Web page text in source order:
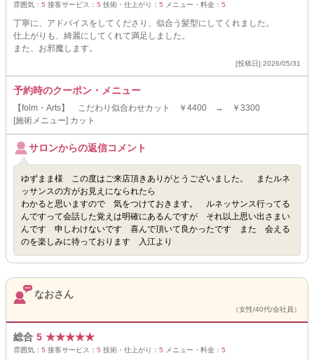
雰囲気： 5 接客サービス： 5 技術・仕上がり： 5 メニュー・料金： 5
丁寧に、アドバイスをしてくださり、似合う髪型にしてくれました。
仕上がりも、綺麗にしてくれて満足しました。
また、お邪魔します。
[投稿日] 2026/05/31
予約時のクーポン・メニュー
【folm・Arts】 こだわり似合わせカット ￥4400 → ￥3300
[施術メニュー] カット
サロンからの返信コメント
ゆずまま様 この度はご来店頂きありがとうございました。 またルネ
ッサンスの方がお見えになられたら
わかると思いますので 気をつけておきます。 ルネッサンス行ってる
んですって会話した覚えは明確にあるんですが それ以上思い出さまい
んです 申しわけないです 喜んで頂いて良かったです また 会える
のを楽しみに待っております 入江より
なおさん
（女性/40代/会社員）
総合 5 ★★★★★
雰囲気： 5 接客サービス： 5 技術・仕上がり： 5 メニュー・料金： 5